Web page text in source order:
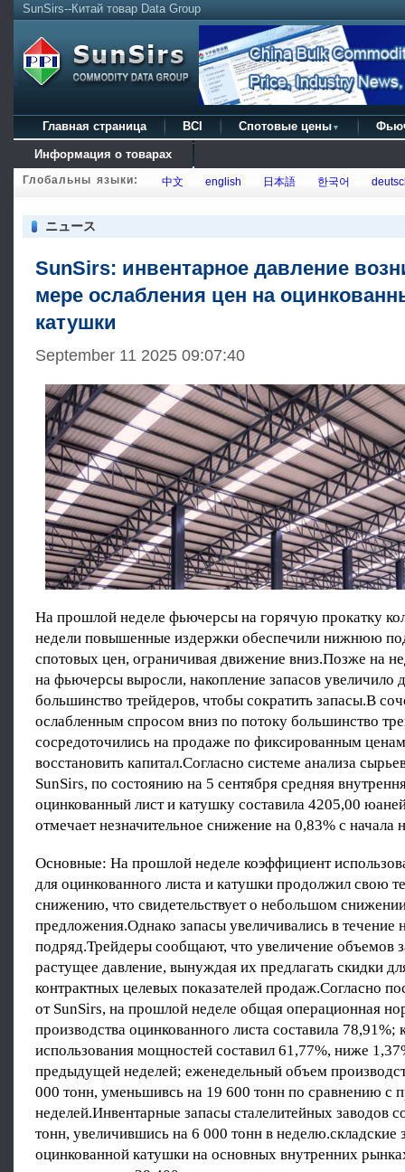
SunSirs--Китай товар Data Group
Главная страница BCI Спотовые цены ▼
Информация о товарах
Глобальны языки: 中文 english 日本語 한국어
ニュース
SunSirs: инвентарное давление
мере ослабления цен на
катушки
September 11 2025 09:07:40
На прошлой неделе фьючерсы на горячую прокатку
недели повышенные издержки обеспечили нижнюю
спотовых цен, ограничивая движение вниз.Позже на
на фьючерсы выросли, накопление запасов увеличило
большинство трейдеров, чтобы сократить запасы.В
ослабленным спросом вниз по потоку большинство
сосредоточились на продаже по фиксированным
восстановить капитал.Согласно системе анализа
SunSirs, по состоянию на 5 сентября средняя
оцинкованный лист и катушку составила 4205,00
отмечает незначительное снижение на 0,83% с начала
Основные: На прошлой неделе коэффициент
для оцинкованного листа и катушки продолжил свою
снижению, что свидетельствует о небольшом
предложения.Однако запасы увеличивались в течение
подряд.Трейдеры сообщают, что увеличение объемов
растущее давление, вынуждая их предлагать скидки
контрактных целевых показателей продаж.Согласно
от SunSirs, на прошлой неделе общая операционная
производства оцинкованного листа составила 78,91%;
использования мощностей составил 61,77%, ниже
предыдущей неделей; еженедельный объем
000 тонн, уменьшивсь на 19 600 тонн по сравнению с
неделей.Инвентарные запасы сталелитейных заводов
тонн, увеличившись на 6 000 тонн в неделю.складские
оцинкованной катушки на основных внутренних